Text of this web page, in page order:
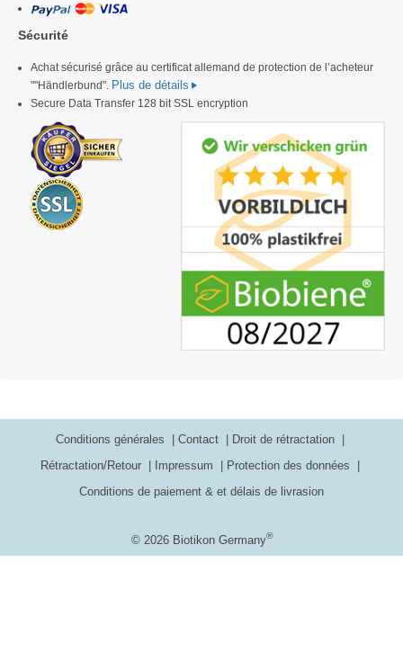
Sécurité
Achat sécurisé grâce au certificat allemand de protection de l’acheteur
""Händlerbund". Plus de détails
Secure Data Transfer 128 bit SSL encryption
© 2026 Biotikon Germany®
Conditions générales Contact
Droit de rétractation
Rétractation/Retour
Impressum
Protection des données
Conditions de paiement & et délais de livrasion